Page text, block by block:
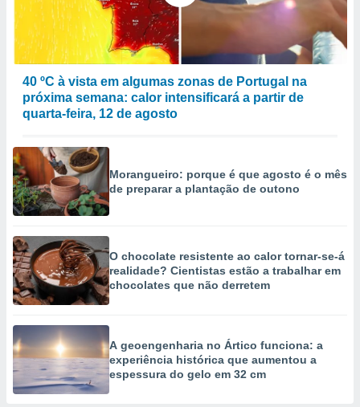
40 ºC à vista em algumas zonas de Portugal na
próxima semana: calor intensificará a partir de
quarta-feira, 12 de agosto
Morangueiro: porque é que agosto é o mês
de preparar a plantação de outono
O chocolate resistente ao calor tornar-se-á
realidade? Cientistas estão a trabalhar em
chocolates que não derretem
A geoengenharia no Ártico funciona: a
experiência histórica que aumentou a
espessura do gelo em 32 cm